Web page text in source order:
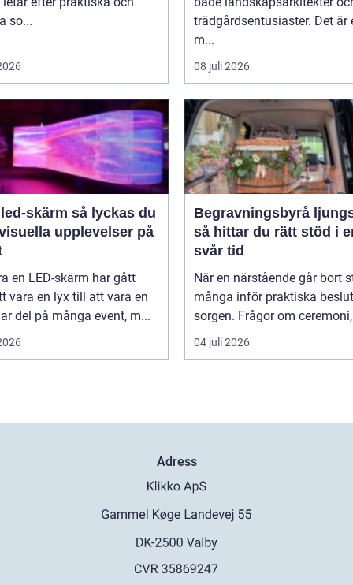
so...
trädgårdsentusiaster. Det är
m...
08 juli 2026
så lyckas du
upplevelser på
en LED-skärm har gått
vara en lyx till att vara en
del på många event, m...
Begravningsbyrå
så hittar du rätt stöd i
svår tid
När en närstående går bort
många inför praktiska
sorgen. Frågor om
04 juli 2026
Adress